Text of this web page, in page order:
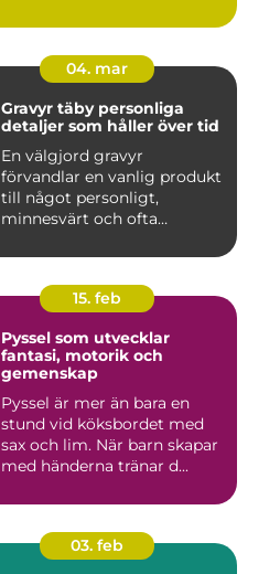
04. mar
Gravyr täby personliga
detaljer som håller över tid
En välgjord gravyr
förvandlar en vanlig produkt
till något personligt,
minnesvärt och ofta
15. feb
Pyssel som utvecklar
fantasi, motorik och
gemenskap
Pyssel är mer än bara en
stund vid köksbordet med
sax och lim. När barn skapar
med händerna tränar d...
03. feb